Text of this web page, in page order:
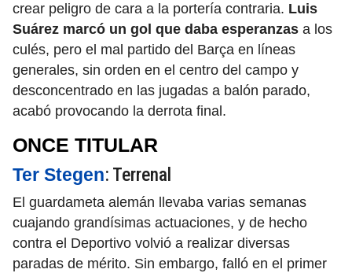
crear peligro de cara a la portería contraria. Luis
Suárez marcó un gol que daba esperanzas a los
culés, pero el mal partido del Barça en líneas
generales, sin orden en el centro del campo y
desconcentrado en las jugadas a balón parado,
acabó provocando la derrota final.
ONCE TITULAR
Ter Stegen: Terrenal
El guardameta alemán llevaba varias semanas
cuajando grandísimas actuaciones, y de hecho
contra el Deportivo volvió a realizar diversas
paradas de mérito. Sin embargo, falló en el primer